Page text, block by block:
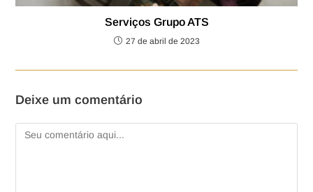
Serviços Grupo ATS
27 de abril de 2023
Deixe um comentário